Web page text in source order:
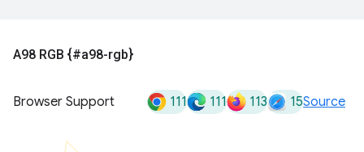
A98 RGB {#a98-rgb}
Browser Support 111 111 113 15Source